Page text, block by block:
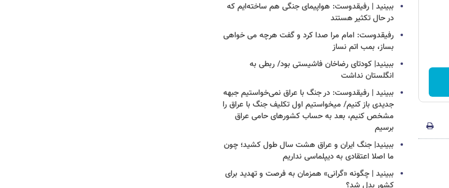
ببینید | رفیقدوست: هواپیمای جنگی هم ساخته‌ایم که
در حال تکثیر هستند
رفیقدوست: امام مرا صدا کرد و گفت هرچه می خواهی
بساز، بمب اتم نساز
ببینید| کودتای رضاخان فاشیستی بود/ ربطی به
انگلستان نداشت
ببینید | رفیقدوست: در جنگ با عراق نمی‌خواستیم جبهه
جدیدی باز کنیم/ میخواستیم اول تکلیف جنگ با عراق را
مشخص کنیم، بعد به حساب کشورهای حامی عراق
برسیم
ببینید| جنگ ایران و عراق هشت سال طول کشید؛ چون
ما اصلا اعتقادی به دیپلماسی نداریم
ببینید | چگونه «گرانی» همزمان به فرصت و تهدید برای
کشور بدل شد؟